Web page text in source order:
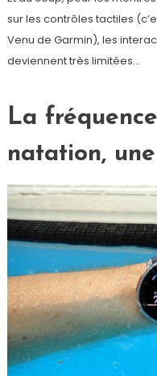
sur les contrôles tactiles
Venu de Garmin), les
deviennent très limitées…
La
natation,